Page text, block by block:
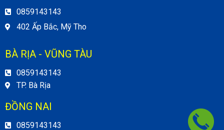
0859143143
402 Ấp Bắc, Mỹ Tho
BÀ RỊA - VŨNG TÀU
0859143143
TP. Bà Rịa
ĐỒNG NAI
0859143143